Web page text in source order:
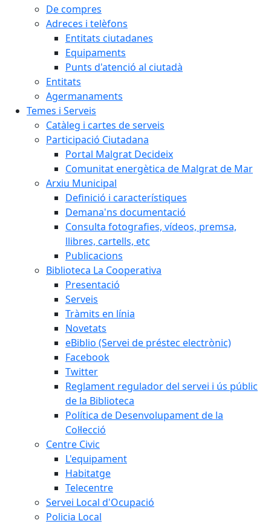
De compres
Adreces i telèfons
Entitats ciutadanes
Equipaments
Punts d'atenció al ciutadà
Entitats
Agermanaments
Temes i Serveis
Catàleg i cartes de serveis
Participació Ciutadana
Portal Malgrat Decideix
Comunitat energètica de Malgrat de Mar
Arxiu Municipal
Definició i característiques
Demana'ns documentació
Consulta fotografies, vídeos, premsa,
llibres, cartells, etc
Publicacions
Biblioteca La Cooperativa
Presentació
Serveis
Tràmits en línia
Novetats
eBiblio (Servei de préstec electrònic)
Facebook
Twitter
Reglament regulador del servei i ús públic
de la Biblioteca
Política de Desenvolupament de la
Col·lecció
Centre Civic
L'equipament
Habitatge
Telecentre
Servei Local d'Ocupació
Policia Local